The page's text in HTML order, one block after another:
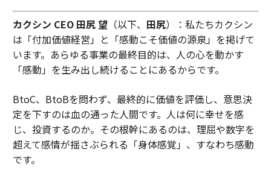
カクシン CEO 田尻 望（以下、 田尻）：私たちカクシン
は「付加価値経営」と「感動こそ価値の源泉」を掲げて
います。あらゆる事業の最終目的は、人の心を動かす
「感動」を生み出し続けることにあるからです。
BtoC、BtoBを問わず、最終的に価値を評価し、意思決
定を下すのは血の通った人間です。人は何に幸せを感
じ、投資するのか。その根幹にあるのは、理屈や数字を
超えて感情が揺さぶられる「身体感覚」、すなわち感動
です。